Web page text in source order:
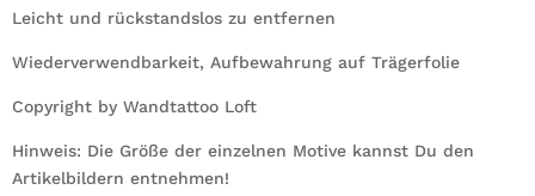
Leicht und rückstandslos zu entfernen
Wiederverwendbarkeit, Aufbewahrung auf Trägerfolie
Copyright by Wandtattoo Loft
Hinweis: Die Größe der einzelnen Motive kannst Du den
Artikelbildern entnehmen!